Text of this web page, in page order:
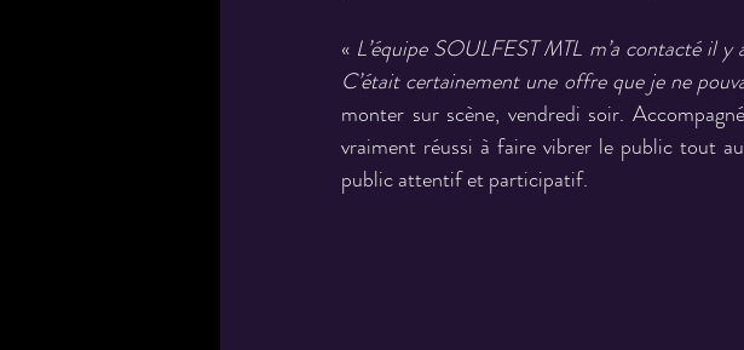
« L’équipe SOULFEST MTL m’a contacté il
C’était certainement une offre que je ne
monter sur scène, vendredi soir.
vraiment réussi à faire vibrer le public tout
public attentif et participatif.